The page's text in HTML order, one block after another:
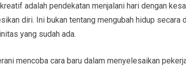
adalah pendekatan menjalani hari dengan
diri. Ini bukan tentang mengubah hidup secara
yang sudah ada.
mencoba cara baru dalam menyelesaikan